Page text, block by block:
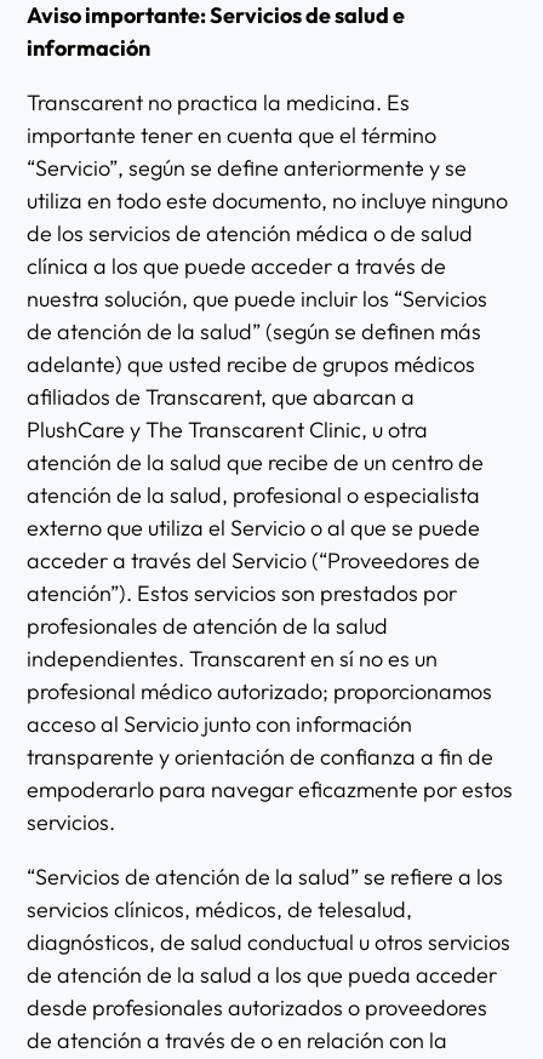
Aviso importante: Servicios de salud e
información
Transcarent no practica la medicina. Es
importante tener en cuenta que el término
“Servicio”, según se define anteriormente y se
utiliza en todo este documento, no incluye ninguno
de los servicios de atención médica o de salud
clínica a los que puede acceder a través de
nuestra solución, que puede incluir los “Servicios
de atención de la salud” (según se definen más
adelante) que usted recibe de grupos médicos
afiliados de Transcarent, que abarcan a
PlushCare y The Transcarent Clinic, u otra
atención de la salud que recibe de un centro de
atención de la salud, profesional o especialista
externo que utiliza el Servicio o al que se puede
acceder a través del Servicio (“Proveedores de
atención”). Estos servicios son prestados por
profesionales de atención de la salud
independientes. Transcarent en sí no es un
profesional médico autorizado; proporcionamos
acceso al Servicio junto con información
transparente y orientación de confianza a fin de
empoderarlo para navegar eficazmente por estos
servicios.
“Servicios de atención de la salud” se refiere a los
servicios clínicos, médicos, de telesalud,
diagnósticos, de salud conductual u otros servicios
de atención de la salud a los que pueda acceder
desde profesionales autorizados o proveedores
de atención a través de o en relación con la